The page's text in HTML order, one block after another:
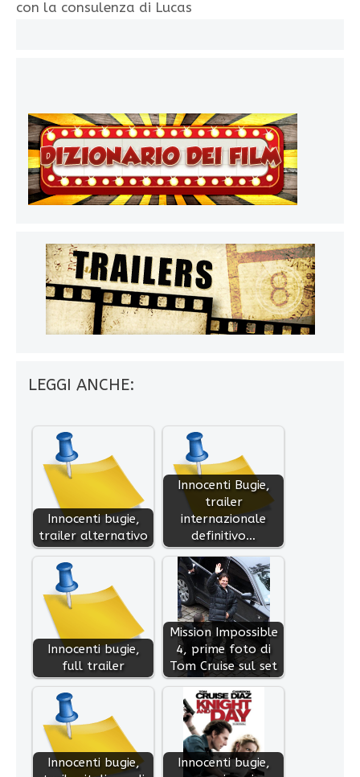
con la consulenza di Lucas
LEGGI ANCHE:
Innocenti bugie,
trailer alternativo
Innocenti Bugie,
trailer
internazionale
definitivo…
Innocenti bugie,
full trailer
Mission Impossible
4, prime foto di
Tom Cruise sul set
Innocenti bugie,
Innocenti bugie,